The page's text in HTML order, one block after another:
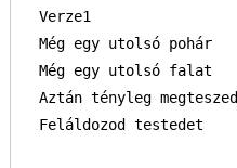
Verze1
Még egy utolsó pohár
Még egy utolsó falat
Aztán tényleg megteszed
Feláldozod testedet